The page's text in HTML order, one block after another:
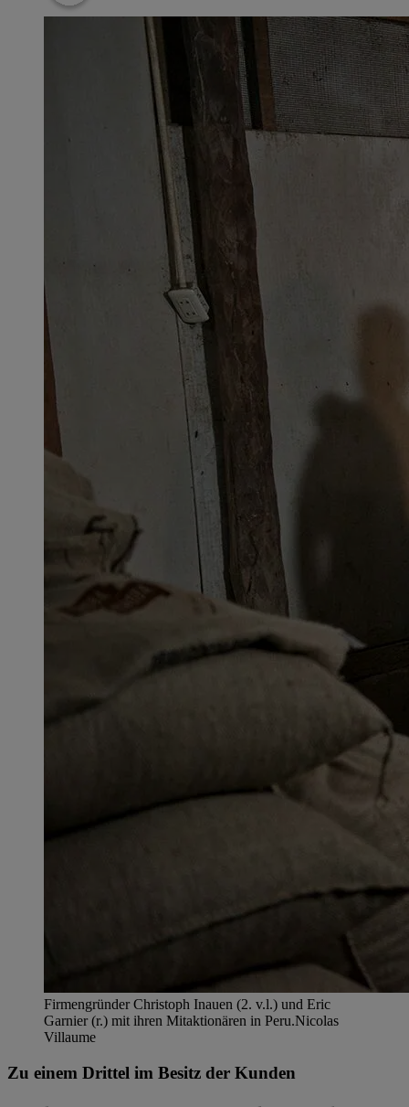
Firmengründer Christoph Inauen (2. v.l.) und Eric
Garnier (r.) mit ihren Mitaktionären in Peru.Nicolas
Villaume
Zu einem Drittel im Besitz der Kunden